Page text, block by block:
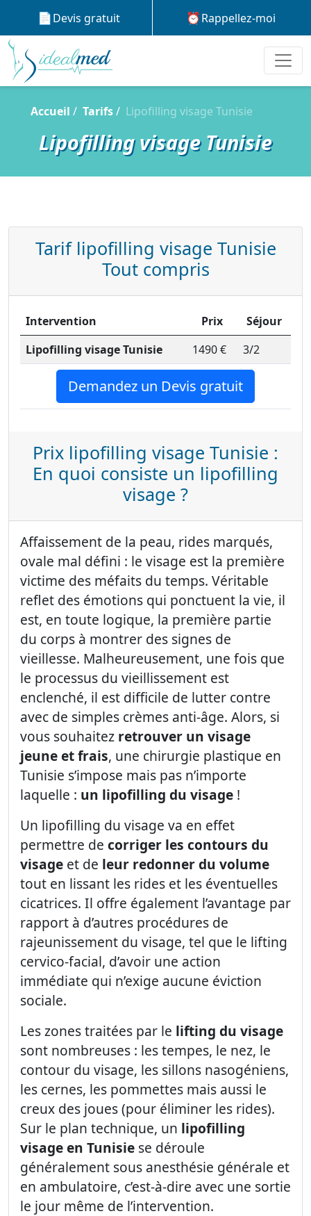
Devis gratuit Rappellez-moi
Accueil Tarifs Lipofilling visage Tunisie
Lipofilling visage Tunisie
Tarif lipofilling visage Tunisie
Tout compris
Intervention Prix
Séjour
Lipofilling visage Tunisie
1490 € 3/2
Demandez un Devis gratuit
Prix lipofilling visage Tunisie :
En quoi consiste un lipofilling
visage ?
Affaissement de la peau, rides marqués,
ovale mal défini : le visage est la première
victime des méfaits du temps. Véritable
reflet des émotions qui ponctuent la vie, il
est, en toute logique, la première partie
du corps à montrer des signes de
vieillesse. Malheureusement, une fois que
le processus du vieillissement est
enclenché, il est difficile de lutter contre
avec de simples crèmes anti-âge. Alors, si
vous souhaitez retrouver un visage
jeune et frais, une chirurgie plastique en
Tunisie s’impose mais pas n’importe
laquelle : un lipofilling du visage !
Un lipofilling du visage va en effet
permettre de corriger les contours du
visage et de leur redonner du volume
tout en lissant les rides et les éventuelles
cicatrices. Il offre également l’avantage par
rapport à d’autres procédures de
rajeunissement du visage, tel que le lifting
cervico-facial, d’avoir une action
immédiate qui n’exige aucune éviction
sociale.
Les zones traitées par le lifting du visage
sont nombreuses : les tempes, le nez, le
contour du visage, les sillons nasogéniens,
les cernes, les pommettes mais aussi le
creux des joues (pour éliminer les rides).
Sur le plan technique, un lipofilling
visage en Tunisie se déroule
généralement sous anesthésie générale et
en ambulatoire, c’est-à-dire avec une sortie
le jour même de l’intervention.